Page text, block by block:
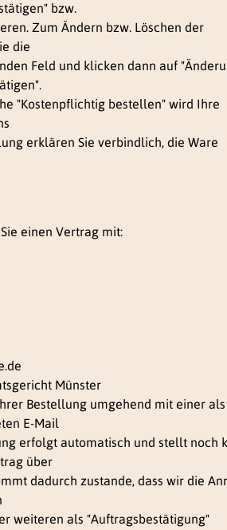
bzw.
Zum Ändern bzw. Löschen der
die
Feld und klicken dann auf
"Kostenpflichtig bestellen" wird Ihre
erklären Sie verbindlich, die Ware
einen Vertrag mit:
Münster
Bestellung umgehend mit einer als
E-Mail
erfolgt automatisch und stellt noch
über
dadurch zustande, dass wir die
weiteren als "Auftragsbestätigung"